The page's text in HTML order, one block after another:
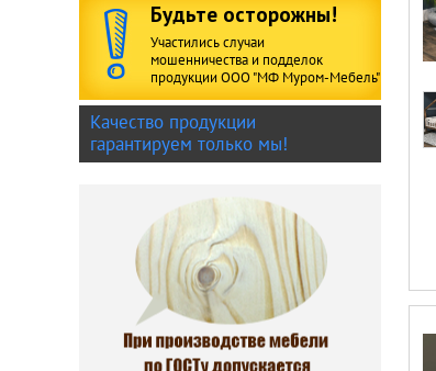
Будьте осторожны!
Участились случаи
мошенничества и подделок
продукции ООО "МФ Муром-Мебель"
Качество продукции
гарантируем только мы!